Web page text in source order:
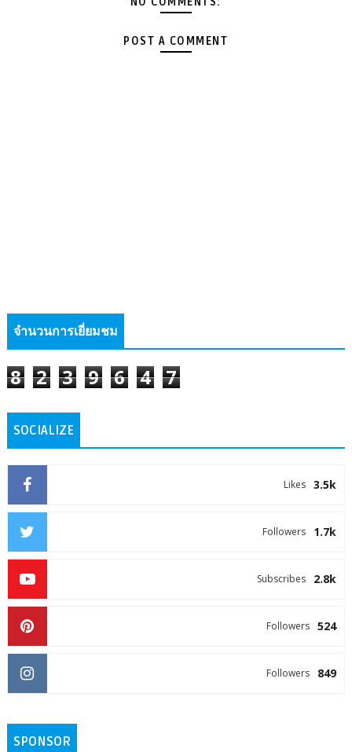
POST A COMMENT
จำนวนการเยี่ยมชม
8 2 3 9 6 4 7
SOCIALIZE
3.5k
Likes
1.7k
Followers
2.8k
Subscribes
524
Followers
849
Followers
SPONSOR